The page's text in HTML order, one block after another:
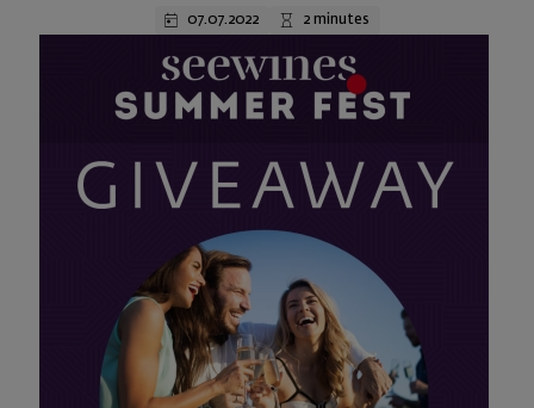
07.07.2022 2 minutes